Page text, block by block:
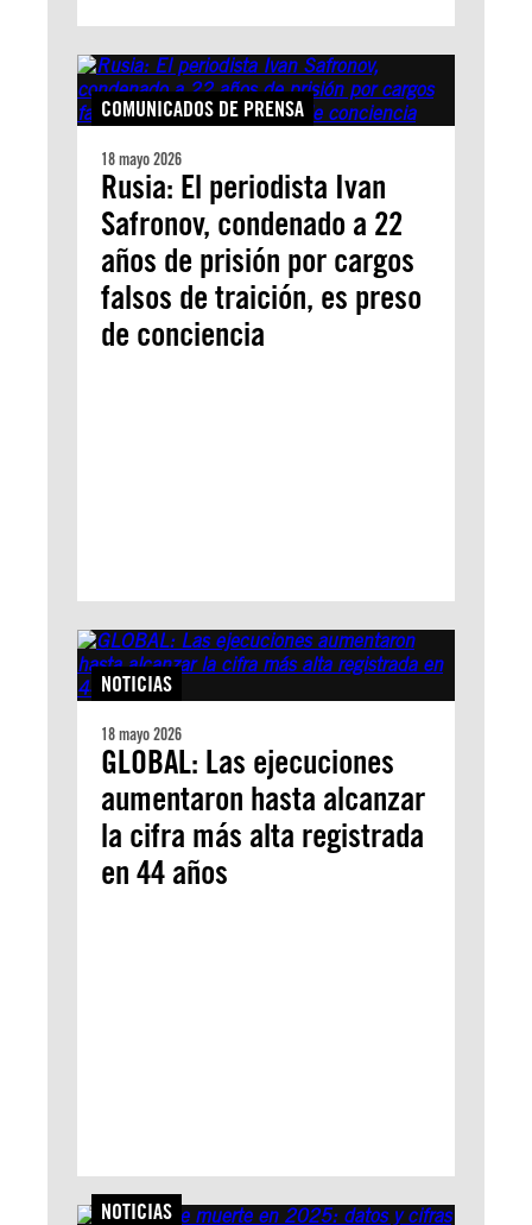
COMUNICADOS DE PRENSA
18 mayo 2026
Rusia: El periodista Ivan
Safronov, condenado a 22
años de prisión por cargos
falsos de traición, es preso
de conciencia
NOTICIAS
18 mayo 2026
GLOBAL: Las ejecuciones
aumentaron hasta alcanzar
la cifra más alta registrada
en 44 años
NOTICIAS